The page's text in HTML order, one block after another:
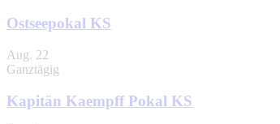
Ostseepokal KS
Aug. 22
Ganztägig
Kapitän Kaempff Pokal KS